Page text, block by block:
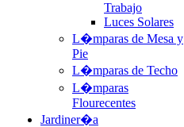
Trabajo
Luces Solares
L�mparas de Mesa y
Pie
L�mparas de Techo
L�mparas
Flourecentes
Jardiner�a